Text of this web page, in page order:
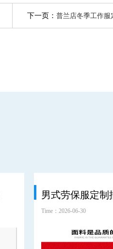
下一页： 普兰店冬季工作服
男式劳保服定制
Time：2026-06-30